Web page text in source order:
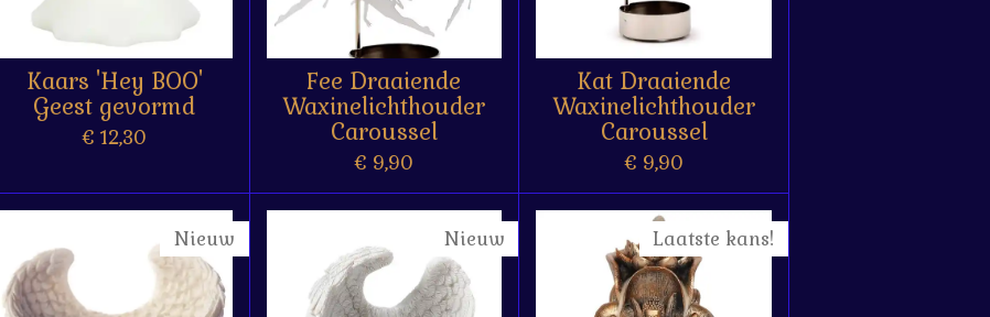
Kaars 'Hey BOO'
Geest gevormd
€ 12,30
Fee Draaiende
Waxinelichthouder
Caroussel
€ 9,90
Kat Draaiende
Waxinelichthouder
Caroussel
€ 9,90
Nieuw Nieuw Laatste kans!